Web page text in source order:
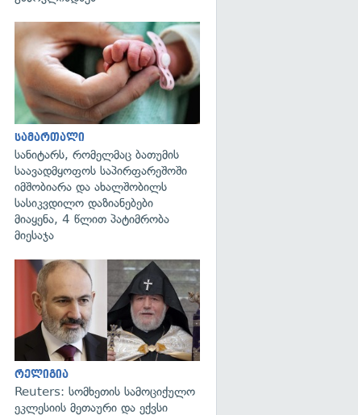
სამართალი
სანიტარს, რომელმაც ბათუმის
საავადმყოფოს საპირფარეშოში
იმშობიარა და ახალშობილს
სასიკვდილო დაზიანებები
მიაყენა, 4 წლით პატიმრობა
მიესაჯა
რელიგია
Reuters: სომხეთის სამოციქულო
ეკლესიის მეთაური და ექვსი